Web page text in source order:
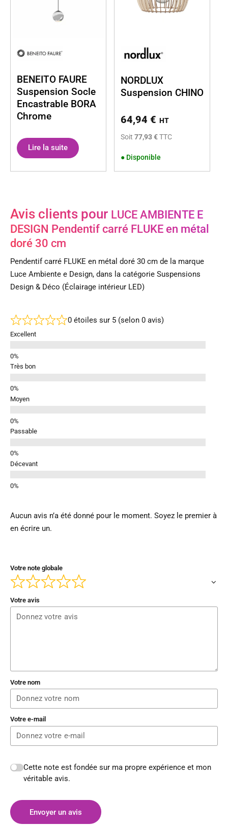
BENEITO FAURE
Suspension Socle
Encastrable BORA
Chrome
Lire la suite
NORDLUX
Suspension CHINO
64,94 € HT
Soit 77,93 €TTC
● Disponible
Avis clients pour LUCE AMBIENTE E
DESIGN Pendentif carré FLUKE en métal
doré 30 cm
Pendentif carré FLUKE en métal doré 30 cm de la marque
Luce Ambiente e Design, dans la catégorie Suspensions
Design & Déco (Éclairage intérieur LED)
0 étoiles sur 5 (selon 0 avis)
Excellent
Très bon
Moyen
Passable
Décevant
Aucun avis n’a été donné pour le moment. Soyez le premier à
en écrire un.
Votre note globale
Votre avis
Votre nom
Votre e-mail
Cette note est fondée sur ma propre expérience et mon
véritable avis.
Envoyer un avis